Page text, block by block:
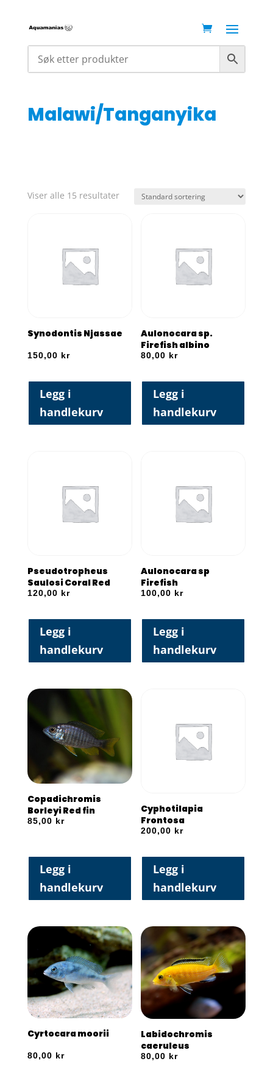
Malawi/Tanganyika
Viser alle 15 resultater
Synodontis Njassae
150,00 kr
Legg i
handlekurv
Aulonocara sp.
Firefish albino
80,00 kr
Legg i
handlekurv
Pseudotropheus
Saulosi Coral Red
120,00 kr
Legg i
handlekurv
Aulonocara sp
Firefish
100,00 kr
Legg i
handlekurv
Copadichromis
Borleyi Red fin
85,00 kr
Legg i
handlekurv
Cyphotilapia
Frontosa
200,00 kr
Legg i
handlekurv
Cyrtocara moorii
80,00 kr
Labidochromis
caeruleus
80,00 kr